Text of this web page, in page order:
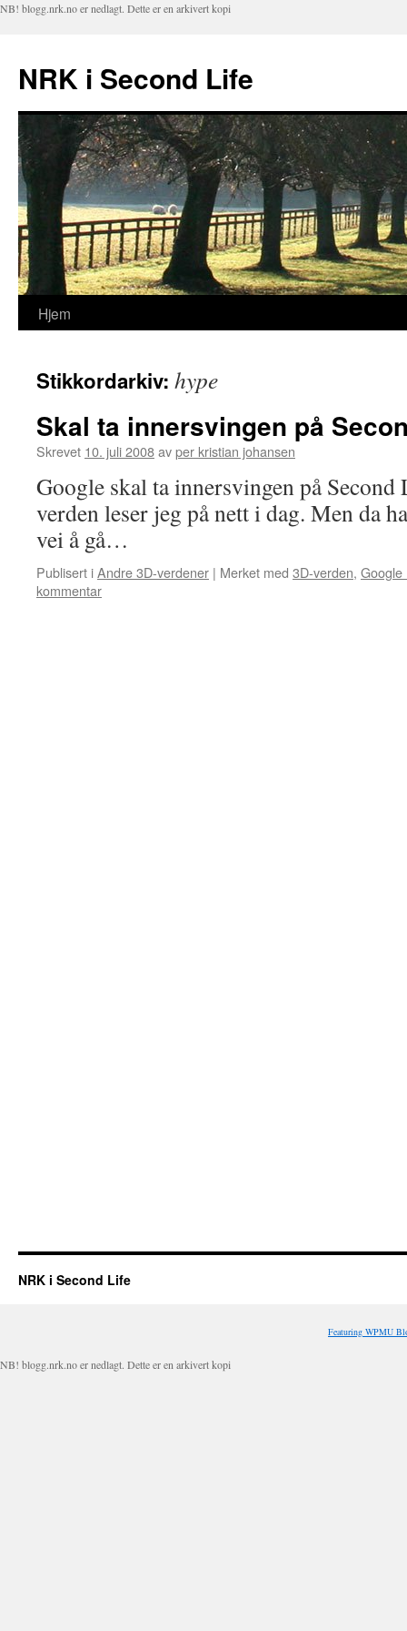
NB! blogg.nrk.no er nedlagt. Dette er en arkivert kopi
NRK i Second Life
Hopp
innhold
Hjem
Stikkordarkiv: hype
Skal ta innersvingen på
Skrevet 10. juli 2008avper kristian johansen
Google skal ta innersvingen på
verden leser jeg på nett i dag. Men da
vei å gå…
Publisert iAndre 3D-verdener | Merket med 3D-verden, Google
kommentar
NRK i Second Life
Featuring WPMU
NB! blogg.nrk.no er nedlagt. Dette er en arkivert kopi